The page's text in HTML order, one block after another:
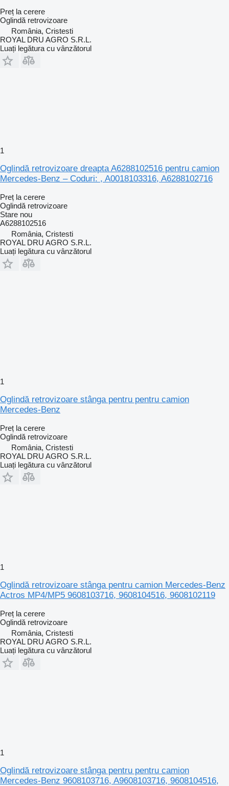
Preț la cerere
Oglindă retrovizoare
România, Cristesti
ROYAL DRU AGRO S.R.L.
Luați legătura cu vânzătorul
1
Oglindă retrovizoare dreapta A6288102516 pentru camion
Mercedes-Benz – Coduri: , A0018103316, A6288102716
Preț la cerere
Oglindă retrovizoare
Stare nou
A6288102516
România, Cristesti
ROYAL DRU AGRO S.R.L.
Luați legătura cu vânzătorul
1
Oglindă retrovizoare stânga pentru pentru camion
Mercedes-Benz
Preț la cerere
Oglindă retrovizoare
România, Cristesti
ROYAL DRU AGRO S.R.L.
Luați legătura cu vânzătorul
1
Oglindă retrovizoare stânga pentru camion Mercedes-Benz
Actros MP4/MP5 9608103716, 9608104516, 9608102119
Preț la cerere
Oglindă retrovizoare
România, Cristesti
ROYAL DRU AGRO S.R.L.
Luați legătura cu vânzătorul
1
Oglindă retrovizoare stânga pentru pentru camion
Mercedes-Benz 9608103716, A9608103716, 9608104516,